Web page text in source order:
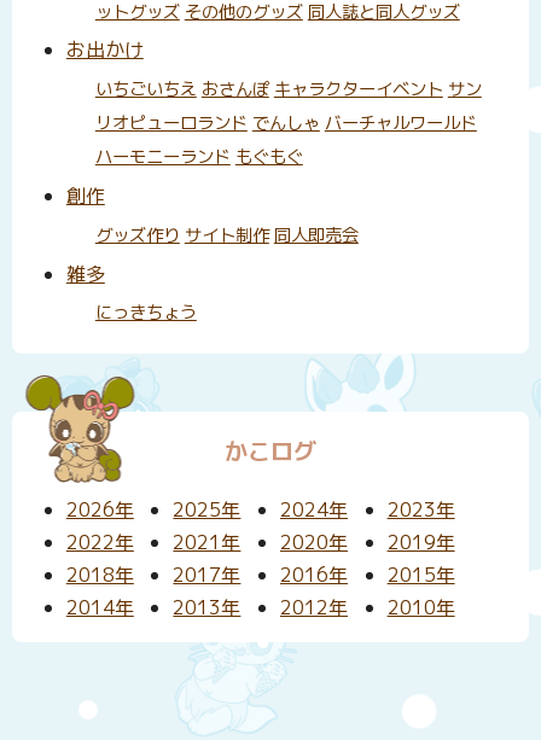
ットグッズ その他のグッズ 同人誌と同人グッズ
お出かけ
いちごいちえ おさんぽ キャラクターイベント サン
リオピューロランド でんしゃ バーチャルワールド
ハーモニーランド もぐもぐ
創作
グッズ作り サイト制作 同人即売会
雑多
にっきちょう
かこログ
2026年 2025年 2024年
2023年
2022年
2021年 2020年
2019年
2018年
2017年 2016年
2015年
2014年
2013年 2012年 2010年